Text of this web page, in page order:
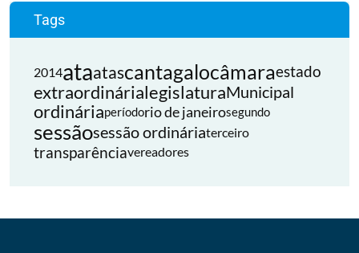
Tags
2014ataatascantagalocâmaraestado
extraordinárialegislaturaMunicipal
ordináriaperíodorio de janeirosegundo
sessãosessão ordináriaterceiro
transparênciavereadores